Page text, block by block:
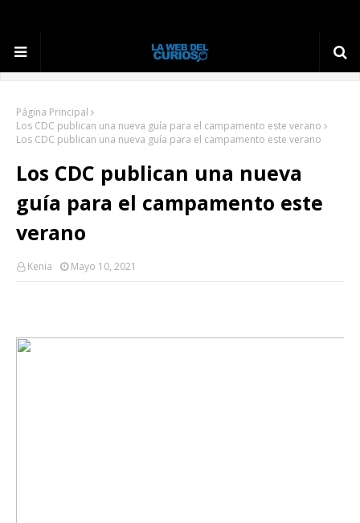
Página Principal
Los CDC publican una nueva guía para el campamento este verano
Los CDC publican una nueva guía para el campamento este verano
Los CDC publican una nueva
guía para el campamento este
verano
Kenia Mayo 10, 2021